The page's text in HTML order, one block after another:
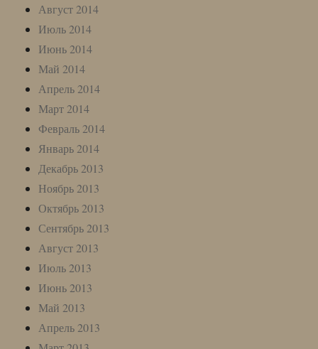
Август 2014
Июль 2014
Июнь 2014
Май 2014
Апрель 2014
Март 2014
Февраль 2014
Январь 2014
Декабрь 2013
Ноябрь 2013
Октябрь 2013
Сентябрь 2013
Август 2013
Июль 2013
Июнь 2013
Май 2013
Апрель 2013